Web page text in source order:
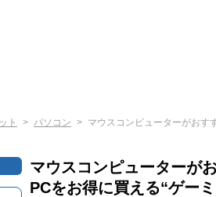
ト パソコン マウスコンピューターがおす
マウスコンピューターが
PCをお得に買える“ゲー